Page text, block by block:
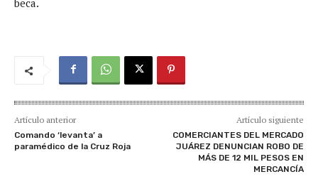
beca.
Artículo anterior
Comando ‘levanta’ a
paramédico de la Cruz Roja
Artículo siguiente
COMERCIANTES DEL MERCADO
JUÁREZ DENUNCIAN ROBO DE
MÁS DE 12 MIL PESOS EN
MERCANCÍA